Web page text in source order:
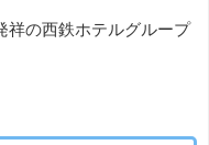
祥の西鉄ホテルグループ